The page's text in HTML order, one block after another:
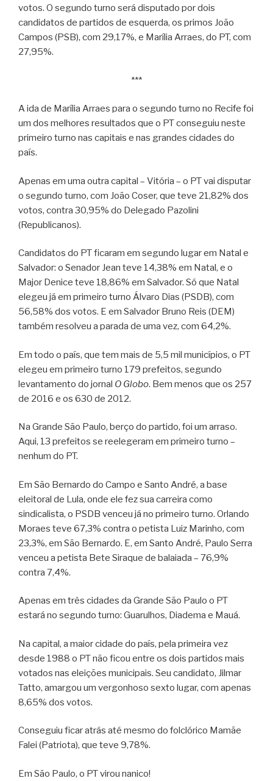
votos. O segundo turno será disputado por dois
candidatos de partidos de esquerda, os primos João
Campos (PSB), com 29,17%, e Marília Arraes, do PT, com
27,95%.
***
A ida de Marília Arraes para o segundo turno no Recife foi
um dos melhores resultados que o PT conseguiu neste
primeiro turno nas capitais e nas grandes cidades do
país.
Apenas em uma outra capital – Vitória – o PT vai disputar
o segundo turno, com João Coser, que teve 21,82% dos
votos, contra 30,95% do Delegado Pazolini
(Republicanos).
Candidatos do PT ficaram em segundo lugar em Natal e
Salvador: o Senador Jean teve 14,38% em Natal, e o
Major Denice teve 18,86% em Salvador. Só que Natal
elegeu já em primeiro turno Álvaro Dias (PSDB), com
56,58% dos votos. E em Salvador Bruno Reis (DEM)
também resolveu a parada de uma vez, com 64,2%.
Em todo o país, que tem mais de 5,5 mil municípios, o PT
elegeu em primeiro turno 179 prefeitos, segundo
levantamento do jornal O Globo. Bem menos que os 257
de 2016 e os 630 de 2012.
Na Grande São Paulo, berço do partido, foi um arraso.
Aqui, 13 prefeitos se reelegeram em primeiro turno –
nenhum do PT.
Em São Bernardo do Campo e Santo André, a base
eleitoral de Lula, onde ele fez sua carreira como
sindicalista, o PSDB venceu já no primeiro turno. Orlando
Moraes teve 67,3% contra o petista Luiz Marinho, com
23,3%, em São Bernardo. E, em Santo André, Paulo Serra
venceu a petista Bete Siraque de balaiada – 76,9%
contra 7,4%.
Apenas em três cidades da Grande São Paulo o PT
estará no segundo turno: Guarulhos, Diadema e Mauá.
Na capital, a maior cidade do país, pela primeira vez
desde 1988 o PT não ficou entre os dois partidos mais
votados nas eleições municipais. Seu candidato, Jilmar
Tatto, amargou um vergonhoso sexto lugar, com apenas
8,65% dos votos.
Conseguiu ficar atrás até mesmo do folclórico Mamãe
Falei (Patriota), que teve 9,78%.
Em São Paulo, o PT virou nanico!